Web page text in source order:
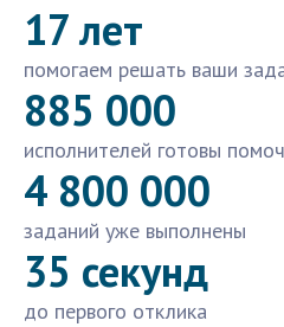
17 лет
помогаем решать ваши
885 000
исполнителей готовы
4 800 000
заданий уже выполнены
35 секунд
до первого отклика